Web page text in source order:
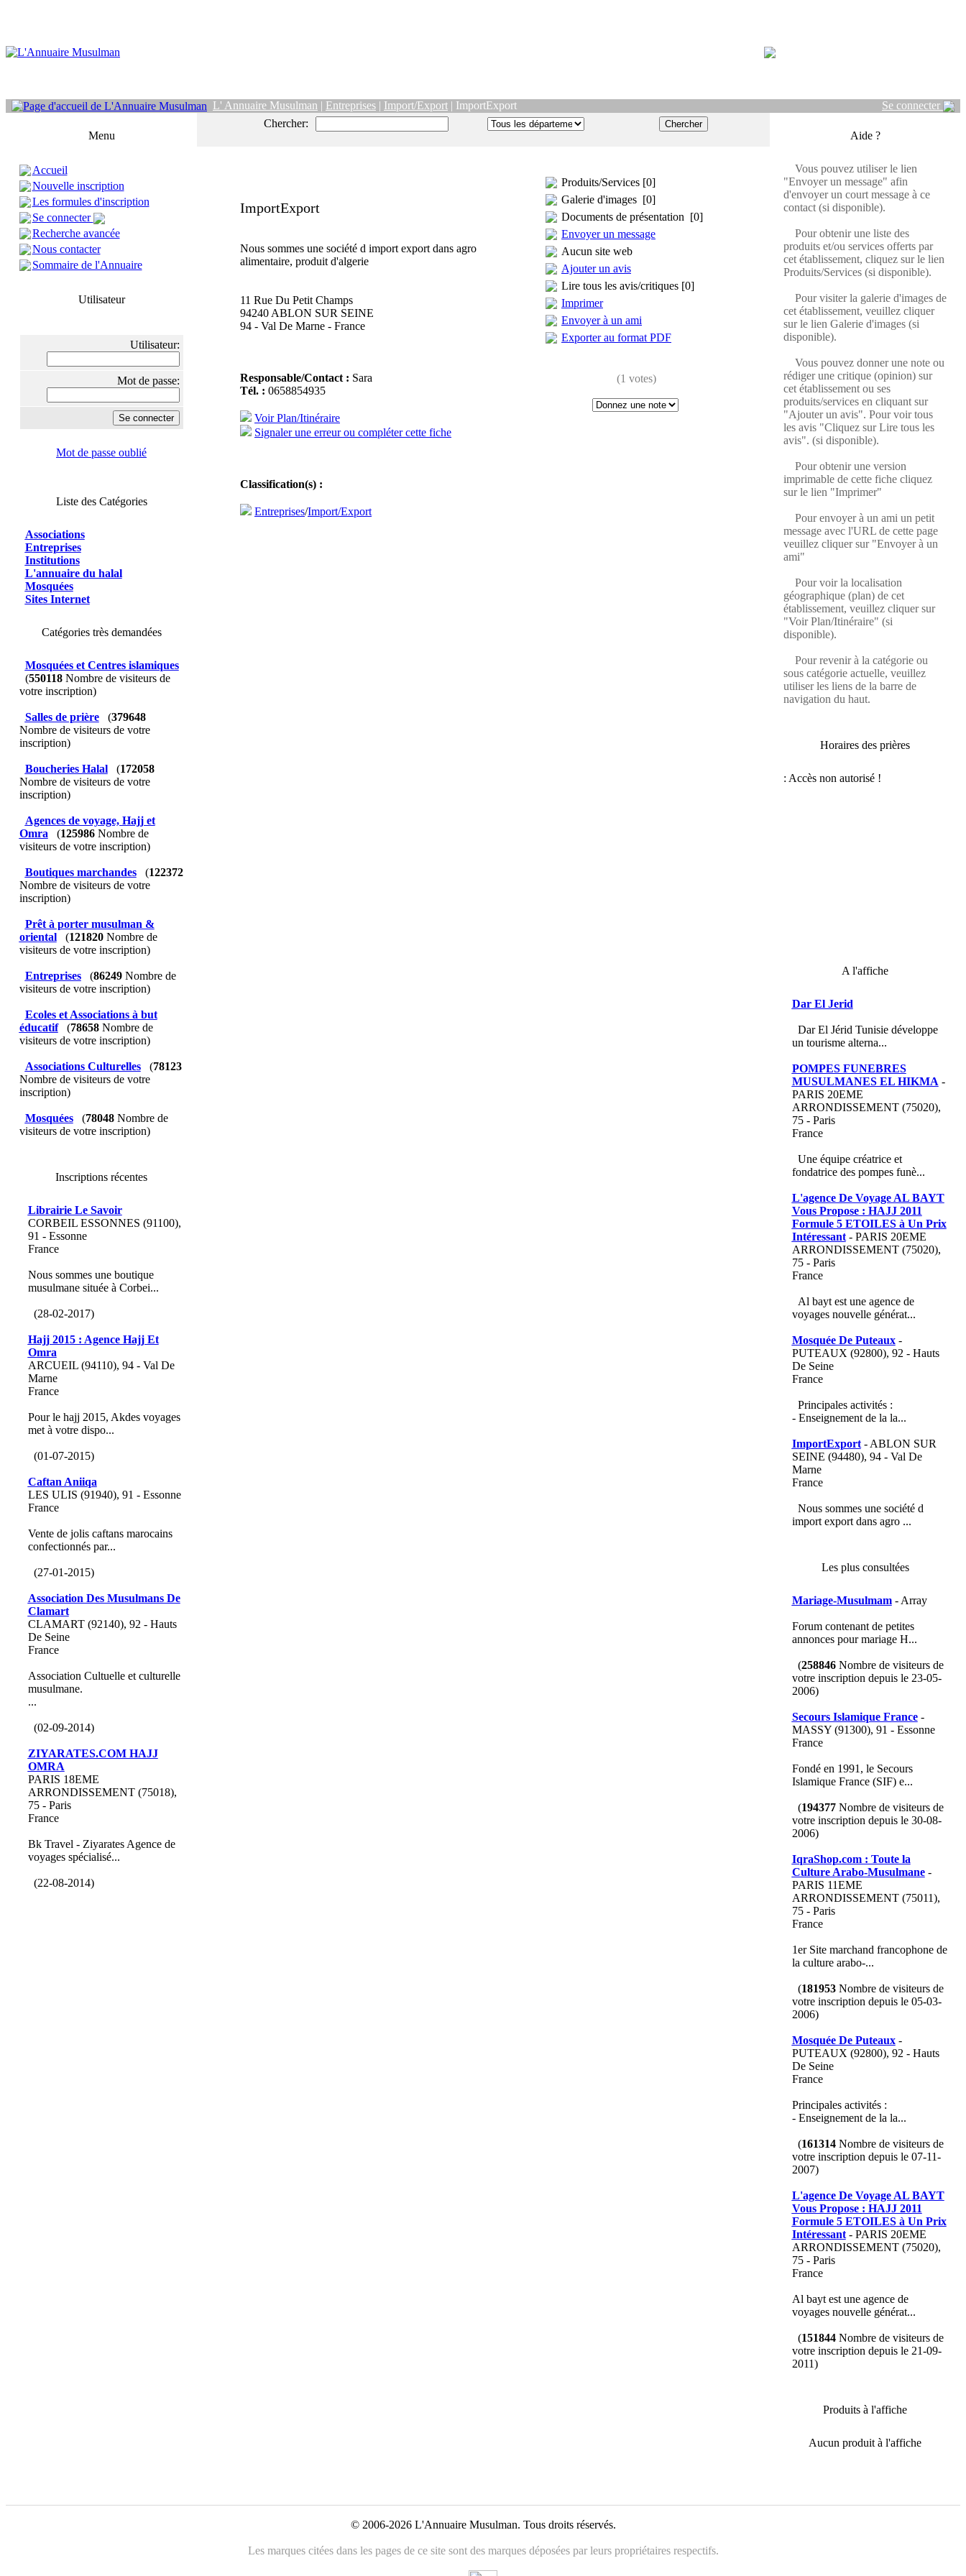
L' Annuaire Musulman | Entreprises | Import/Export | ImportExport Se connecter
Menu
Accueil
Nouvelle inscription
Les formules d'inscription
Se connecter
Recherche avancée
Nous contacter
Sommaire de l'Annuaire
Utilisateur
Utilisateur:
Mot de passe:
Mot de passe oublié
Liste des Catégories
Associations
Entreprises
Institutions
L'annuaire du halal
Mosquées
Sites Internet
Catégories très demandées
Mosquées et Centres islamiques
(550118Nombre de visiteurs de
votre inscription)
Salles de prière (379648
Nombre de visiteurs de votre
inscription)
Boucheries Halal (172058
Nombre de visiteurs de votre
inscription)
Agences de voyage, Hajj et
Omra
(125986Nombre de
visiteurs de votre inscription)
Boutiques marchandes (122372
Nombre de visiteurs de votre
inscription)
Prêt à porter musulman &
oriental
(121820Nombre de
visiteurs de votre inscription)
Entreprises (86249Nombre de
visiteurs de votre inscription)
Ecoles et Associations à but
éducatif
(78658Nombre de
visiteurs de votre inscription)
Associations Culturelles (78123
Nombre de visiteurs de votre
inscription)
Mosquées (78048Nombre de
visiteurs de votre inscription)
Inscriptions récentes
Librairie Le Savoir
CORBEIL ESSONNES (91100),
91 - Essonne
France
Nous sommes une boutique
musulmane située à Corbei...
(28-02-2017)
Hajj 2015 : Agence Hajj Et
Omra
ARCUEIL (94110), 94 - Val De
Marne
France
Pour le hajj 2015, Akdes voyages
met à votre dispo...
(01-07-2015)
Caftan Aniiqa
LES ULIS (91940), 91 - Essonne
France
Vente de jolis caftans marocains
confectionnés par...
(27-01-2015)
Association Des Musulmans De
Clamart
CLAMART (92140), 92 - Hauts
De Seine
France
Association Cultuelle et culturelle
musulmane.
...
(02-09-2014)
ZIYARATES.COM HAJJ
OMRA
PARIS 18EME
ARRONDISSEMENT (75018),
75 - Paris
France
Bk Travel - Ziyarates Agence de
voyages spécialisé...
(22-08-2014)
Chercher:
ImportExport
Nous sommes une société d import export dans agro
alimentaire, produit d'algerie
11 Rue Du Petit Champs
94240 ABLON SUR SEINE
94 - Val De Marne - France
Responsable/Contact : Sara
Tél. : 0658854935
Voir Plan/Itinéraire
Signaler une erreur ou compléter cette fiche
Classification(s) :
Entreprises/Import/Export
Produits/Services [0]
Galerie d'images [0]
Documents de présentation [0]
Envoyer un message
Aucun site web
Ajouter un avis
Lire tous les avis/critiques [0]
Imprimer
Envoyer à un ami
Exporter au format PDF
(1 votes)
Aide ?
Vous pouvez utiliser le lien
"Envoyer un message" afin
d'envoyer un court message à ce
contact (si disponible).
Pour obtenir une liste des
produits et/ou services offerts par
cet établissement, cliquez sur le lien
Produits/Services (si disponible).
Pour visiter la galerie d'images de
cet établissement, veuillez cliquer
sur le lien Galerie d'images (si
disponible).
Vous pouvez donner une note ou
rédiger une critique (opinion) sur
cet établissement ou ses
produits/services en cliquant sur
"Ajouter un avis". Pour voir tous
les avis "Cliquez sur Lire tous les
avis". (si disponible).
Pour obtenir une version
imprimable de cette fiche cliquez
sur le lien "Imprimer"
Pour envoyer à un ami un petit
message avec l'URL de cette page
veuillez cliquer sur "Envoyer à un
ami"
Pour voir la localisation
géographique (plan) de cet
établissement, veuillez cliquer sur
"Voir Plan/Itinéraire" (si
disponible).
Pour revenir à la catégorie ou
sous catégorie actuelle, veuillez
utiliser les liens de la barre de
navigation du haut.
Horaires des prières
A l'affiche
Dar El Jerid
Dar El Jérid Tunisie développe
un tourisme alterna...
POMPES FUNEBRES
MUSULMANES EL HIKMA -
PARIS 20EME
ARRONDISSEMENT (75020),
75 - Paris
France
Une équipe créatrice et
fondatrice des pompes funè...
L'agence De Voyage AL BAYT
Vous Propose : HAJJ 2011
Formule 5 ETOILES à Un Prix
Intéressant- PARIS 20EME
ARRONDISSEMENT (75020),
75 - Paris
France
Al bayt est une agence de
voyages nouvelle générat...
Mosquée De Puteaux-
PUTEAUX (92800), 92 - Hauts
De Seine
France
Principales activités :
- Enseignement de la la...
ImportExport- ABLON SUR
SEINE (94480), 94 - Val De
Marne
France
Nous sommes une société d
import export dans agro ...
Les plus consultées
Mariage-Musulmam- Array
Forum contenant de petites
annonces pour mariage H...
(258846Nombre de visiteurs de
votre inscription depuis le 23-05-
2006)
Secours Islamique France-
MASSY (91300), 91 - Essonne
France
Fondé en 1991, le Secours
Islamique France (SIF) e...
(194377Nombre de visiteurs de
votre inscription depuis le 30-08-
2006)
IqraShop.com : Toute la
Culture Arabo-Musulmane-
PARIS 11EME
ARRONDISSEMENT (75011),
75 - Paris
France
1er Site marchand francophone de
la culture arabo-...
(181953Nombre de visiteurs de
votre inscription depuis le 05-03-
2006)
Mosquée De Puteaux-
PUTEAUX (92800), 92 - Hauts
De Seine
France
Principales activités :
- Enseignement de la la...
(161314Nombre de visiteurs de
votre inscription depuis le 07-11-
2007)
L'agence De Voyage AL BAYT
Vous Propose : HAJJ 2011
Formule 5 ETOILES à Un Prix
Intéressant- PARIS 20EME
ARRONDISSEMENT (75020),
75 - Paris
France
Al bayt est une agence de
voyages nouvelle générat...
(151844Nombre de visiteurs de
votre inscription depuis le 21-09-
2011)
Produits à l'affiche
Aucun produit à l'affiche
© 2006-2026 L'Annuaire Musulman. Tous droits réservés.
Les marques citées dans les pages de ce site sont des marques déposées par leurs propriétaires respectifs.